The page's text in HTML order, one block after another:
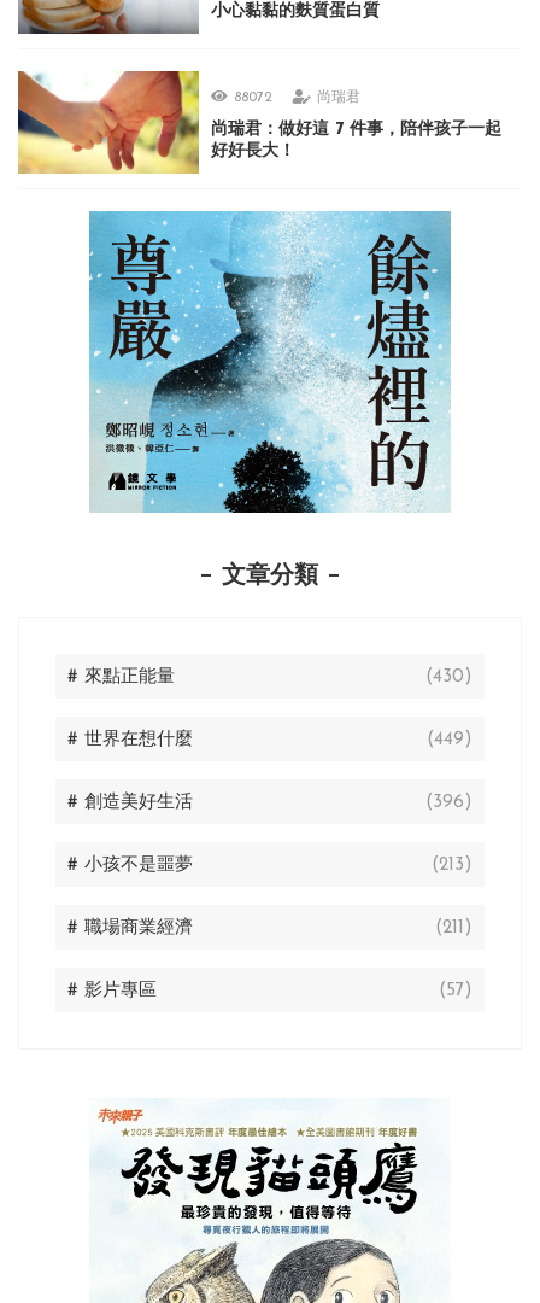
小心黏黏的麩質蛋白質
88072 尚瑞君
尚瑞君：做好這 7 件事，陪伴孩子一起
好好長大！
文章分類
# 來點正能量 (430)
# 世界在想什麼 (449)
# 創造美好生活 (396)
# 小孩不是噩夢 (213)
# 職場商業經濟 (211)
# 影片專區 (57)